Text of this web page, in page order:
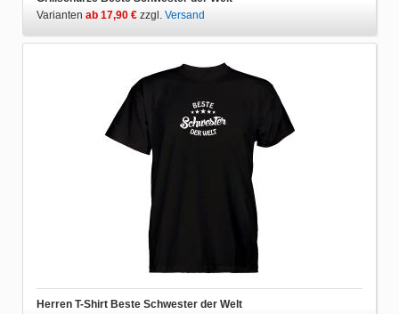
Varianten ab 17,90 € zzgl. Versand
Herren T-Shirt Beste Schwester der Welt